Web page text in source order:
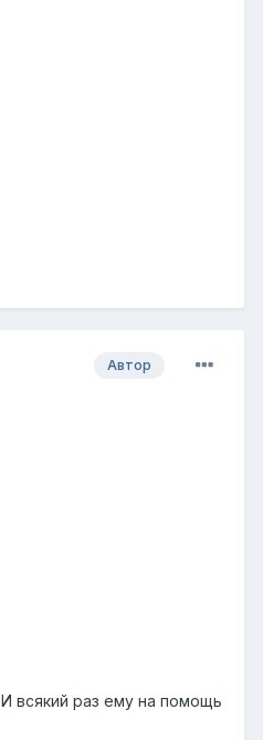
Автор
всякий раз ему на помощь